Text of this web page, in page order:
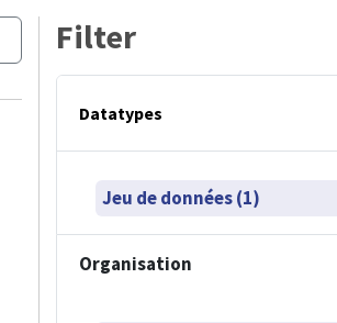
Filter
Datatypes
Jeu de données (1)
Organisation